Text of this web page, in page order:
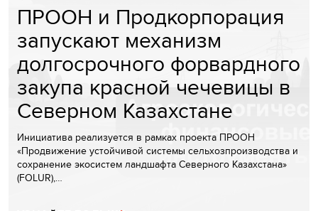
ПРООН и Продкорпорация
запускают механизм
долгосрочного форвардного
закупа красной чечевицы в
Северном Казахстане
Инициатива реализуется в рамках проекта ПРООН
«Продвижение устойчивой системы сельхозпроизводства и
сохранение экосистем ландшафта Северного Казахстана»
(FOLUR),…